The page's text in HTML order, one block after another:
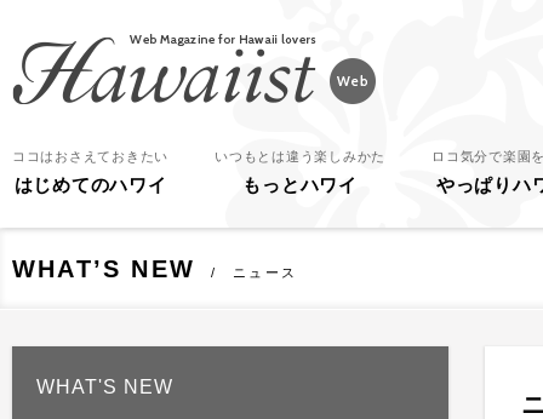
ココはおさえておきたい
はじめてのハワイ
いつもとは違う楽しみかた
もっとハワイ
ロコ気分で楽園
やっぱりハ
WHAT’S NEW ニュース
WHAT'S NEW